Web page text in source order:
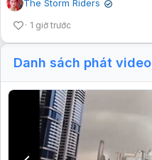
The Storm Riders ✔
1 giờ trước
Danh sách phát video